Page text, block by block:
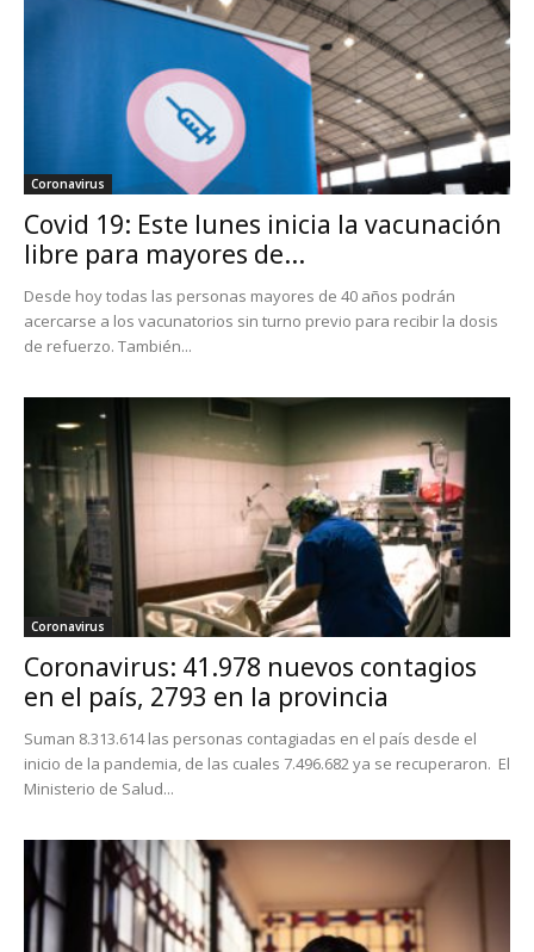
Coronavirus
Covid 19: Este lunes inicia la vacunación
libre para mayores de...
Desde hoy todas las personas mayores de 40 años podrán
acercarse a los vacunatorios sin turno previo para recibir la dosis
de refuerzo. También...
Coronavirus
Coronavirus: 41.978 nuevos contagios
en el país, 2793 en la provincia
Suman 8.313.614 las personas contagiadas en el país desde el
inicio de la pandemia, de las cuales 7.496.682 ya se recuperaron. El
Ministerio de Salud...